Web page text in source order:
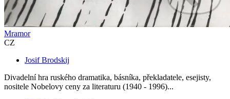
Mramor
CZ
Josif Brodskij
Divadelní hra ruského dramatika, básníka, překladatele, esejisty,
nositele Nobelovy ceny za literaturu (1940 - 1996)...